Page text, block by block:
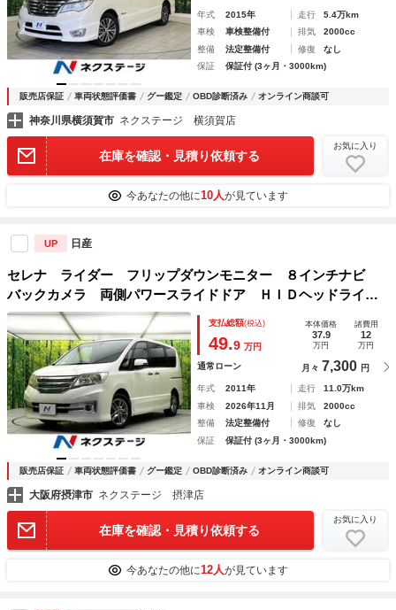
年式 2015年 走行
5.4万km
車検
車検整備付 排気
2000cc
整備
法定整備付 修復
なし
保証
保証付 (3ヶ月・3000km)
販売店保証 車両状態評価書 グー鑑定 OBD診断済み オンライン商談可
神奈川県横須賀市 ネクステージ 横須賀店
在庫を確認・見積り依頼する
お気に入り
今あなたの他に10人が見ています
UP 日産
セレナ ライダー フリップダウンモニター ８インチナビ
バックカメラ 両側パワースライドドア ＨＩＤヘッドライ
ト ドライブレコーダー ＥＴＣ スマートキー フルセグＴ
Ｖ アイドリングストップ クルーズコントロール
支払総額(税込)
49.9 万円
本体価格
37.9
万円
諸費用
12
万円
通常ローン 月々 7,300 円
年式 2011年 走行
11.0万km
車検
2026年11月 排気
2000cc
整備
法定整備付 修復
なし
保証
保証付 (3ヶ月・3000km)
販売店保証 車両状態評価書 グー鑑定 OBD診断済み オンライン商談可
大阪府摂津市 ネクステージ 摂津店
在庫を確認・見積り依頼する
お気に入り
今あなたの他に12人が見ています